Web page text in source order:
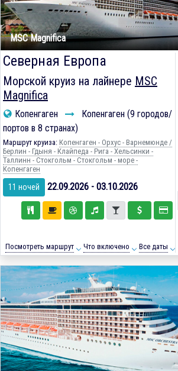
MSC Magnifica
Северная Европа
Морской круиз на лайнере MSC
Magnifica
Копенгаген
Копенгаген (9 городов/
портов в 8 странах)
Маршрут круиза: Копенгаген - Орхус - Варнемюнде /
Берлин - Гдыня - Клайпеда - Рига - Хельсинки -
Таллинн - Стокгольм - Стокгольм - море -
Копенгаген
11 ночей 22.09.2026 - 03.10.2026
Посмотреть маршрут Что включено Все даты